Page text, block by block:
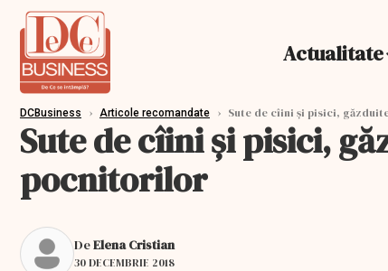
Actualitate
DCBusiness › Articole recomandate › Sute de cîini și pisici,
Sute de cîini și pisici,
pocnitorilor
DeElena Cristian
30 DECEMBRIE 2018